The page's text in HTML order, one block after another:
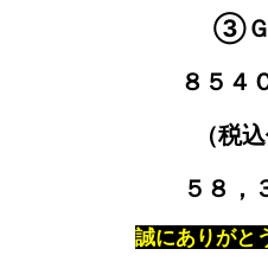
③Ｇ
８５４
（税
５８，
誠にありがと